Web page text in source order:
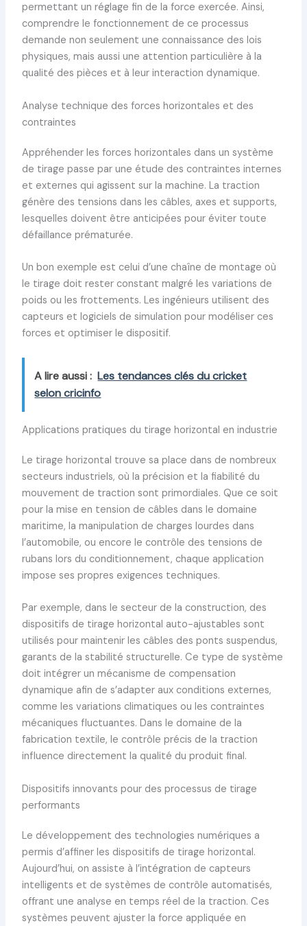
permettant un réglage fin de la force exercée. Ainsi,
comprendre le fonctionnement de ce processus
demande non seulement une connaissance des lois
physiques, mais aussi une attention particulière à la
qualité des pièces et à leur interaction dynamique.
Analyse technique des forces horizontales et des
contraintes
Appréhender les forces horizontales dans un système
de tirage passe par une étude des contraintes internes
et externes qui agissent sur la machine. La traction
génère des tensions dans les câbles, axes et supports,
lesquelles doivent être anticipées pour éviter toute
défaillance prématurée.
Un bon exemple est celui d’une chaîne de montage où
le tirage doit rester constant malgré les variations de
poids ou les frottements. Les ingénieurs utilisent des
capteurs et logiciels de simulation pour modéliser ces
forces et optimiser le dispositif.
A lire aussi : Les tendances clés du cricket
selon cricinfo
Applications pratiques du tirage horizontal en industrie
Le tirage horizontal trouve sa place dans de nombreux
secteurs industriels, où la précision et la fiabilité du
mouvement de traction sont primordiales. Que ce soit
pour la mise en tension de câbles dans le domaine
maritime, la manipulation de charges lourdes dans
l’automobile, ou encore le contrôle des tensions de
rubans lors du conditionnement, chaque application
impose ses propres exigences techniques.
Par exemple, dans le secteur de la construction, des
dispositifs de tirage horizontal auto-ajustables sont
utilisés pour maintenir les câbles des ponts suspendus,
garants de la stabilité structurelle. Ce type de système
doit intégrer un mécanisme de compensation
dynamique afin de s’adapter aux conditions externes,
comme les variations climatiques ou les contraintes
mécaniques fluctuantes. Dans le domaine de la
fabrication textile, le contrôle précis de la traction
influence directement la qualité du produit final.
Dispositifs innovants pour des processus de tirage
performants
Le développement des technologies numériques a
permis d’affiner les dispositifs de tirage horizontal.
Aujourd’hui, on assiste à l’intégration de capteurs
intelligents et de systèmes de contrôle automatisés,
offrant une analyse en temps réel de la traction. Ces
systèmes peuvent ajuster la force appliquée en